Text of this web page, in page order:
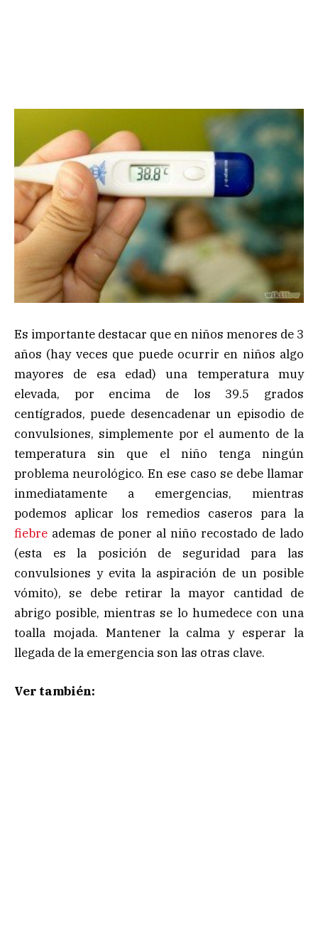
Es importante destacar que en niños menores de 3
años (hay veces que puede ocurrir en niños algo
mayores de esa edad) una temperatura muy
elevada, por encima de los 39.5 grados
centígrados, puede desencadenar un episodio de
convulsiones, simplemente por el aumento de la
temperatura sin que el niño tenga ningún
problema neurológico. En ese caso se debe llamar
inmediatamente a emergencias, mientras
podemos aplicar los remedios caseros para la
fiebre ademas de poner al niño recostado de lado
(esta es la posición de seguridad para las
convulsiones y evita la aspiración de un posible
vómito), se debe retirar la mayor cantidad de
abrigo posible, mientras se lo humedece con una
toalla mojada. Mantener la calma y esperar la
llegada de la emergencia son las otras clave.
Ver también: